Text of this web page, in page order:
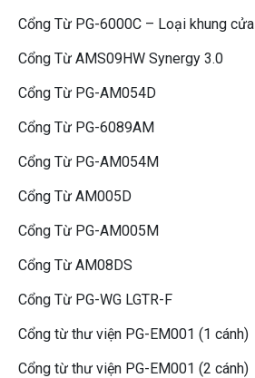
Cổng Từ PG-6000C – Loại khung cửa
Cổng Từ AMS09HW Synergy 3.0
Cổng Từ PG-AM054D
Cổng Từ PG-6089AM
Cổng Từ PG-AM054M
Cổng Từ AM005D
Cổng Từ PG-AM005M
Cổng Từ AM08DS
Cổng Từ PG-WG LGTR-F
Cổng từ thư viện PG-EM001 (1 cánh)
Cổng từ thư viện PG-EM001 (2 cánh)